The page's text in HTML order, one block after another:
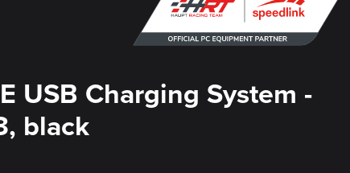
USB Charging System -
black